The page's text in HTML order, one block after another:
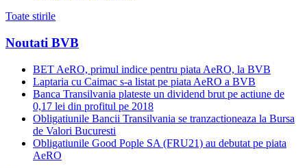
Toate stirile
Noutati BVB
BET AeRO, primul indice pentru piata AeRO, la BVB
Laptaria cu Caimac s-a listat pe piata AeRO a BVB
Banca Transilvania plateste un dividend brut pe actiune de
0,17 lei din profitul pe 2018
Obligatiunile Bancii Transilvania se tranzactioneaza la Bursa
de Valori Bucuresti
Obligatiunile Good Pople SA (FRU21) au debutat pe piata
AeRO